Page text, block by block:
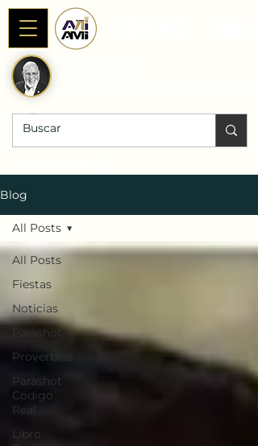
Blog
All Posts
Fiestas
Noticias
Parashot
Proverbios
Parashot
Código
Real
Libro
All Posts